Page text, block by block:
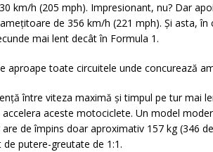
km/h (205 mph). Impresionant, nu? Dar
de 356 km/h (221 mph). Și asta,
mai lent decât în Formula 1.
aproape toate circuitele unde concurează
între viteza maximă și timpul pe tur mai
aceste motociclete. Un model
de împins doar aproximativ 157 kg (346
putere-greutate de 1:1.